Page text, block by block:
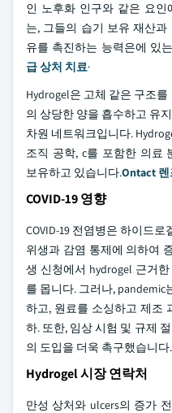
인 노후화 인구와 같은 요인
는, 그들의 습기 보유 재산
유를 촉진하는 능력은에 있
급 상처 치료·
Hydrogel은 고체 같은 구조
의 상당한 양을 흡수하고 유
차원 네트워크입니다.
조직 공학, c를 포함한 의료
보유하고 있습니다.Ontact 렌
COVID-19 영향
COVID-19 전염병은 하이드
위생과 감염 통제에 의하여
생 신청에서 hydrogel 근거
를 몹니다. 그러나,
하고, 원료를 소싱하고 제조
하. 또한, 임상 시험 및 규제
의 도입을 더욱 촉구했습니다.
Hydrogel 시장 연락처
만성 상처와 ulcers의 증가